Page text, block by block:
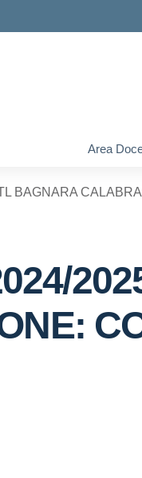
Area
BAGNARA